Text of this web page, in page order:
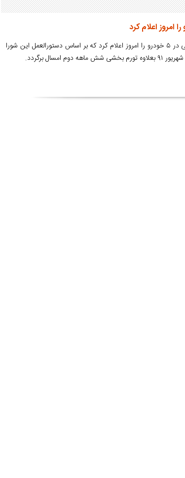
درحالی شورای رقابت تورم بخشی در ۵ خودرو را امروز اعلام کرد که بر اساس دستورالعمل این شورا
امسال برگردد.